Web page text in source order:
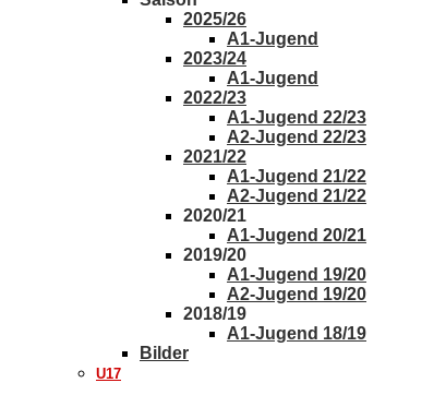
2025/26
A1-Jugend
2023/24
A1-Jugend
2022/23
A1-Jugend 22/23
A2-Jugend 22/23
2021/22
A1-Jugend 21/22
A2-Jugend 21/22
2020/21
A1-Jugend 20/21
2019/20
A1-Jugend 19/20
A2-Jugend 19/20
2018/19
A1-Jugend 18/19
Bilder
U17